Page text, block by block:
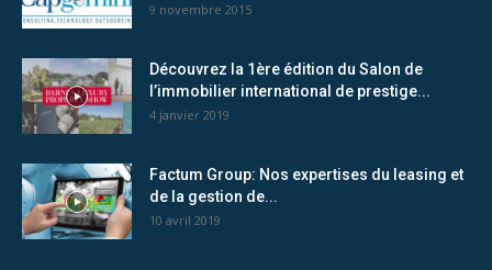
9 novembre 2015
Découvrez la 1ère édition du Salon de
l’immobilier international de prestige...
4 janvier 2019
Factum Group: Nos expertises du leasing et
de la gestion de...
10 avril 2019